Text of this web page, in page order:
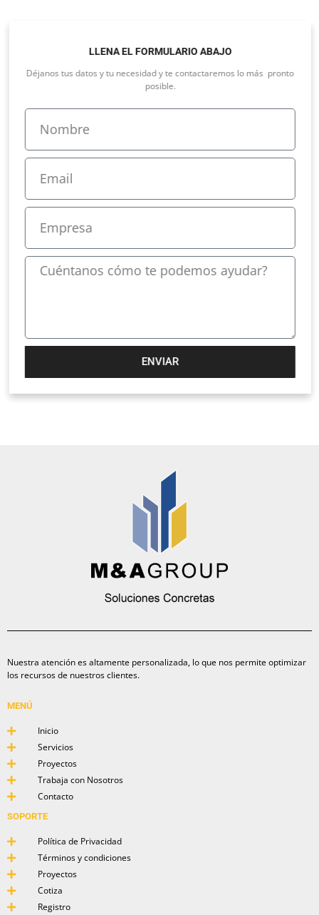
LLENA EL FORMULARIO ABAJO
Déjanos tus datos y tu necesidad y te contactaremos lo más pronto
posible.
ENVIAR
Nuestra atención es altamente personalizada, lo que nos permite optimizar
los recursos de nuestros clientes.
MENÚ
Inicio
Servicios
Proyectos
Trabaja con Nosotros
Contacto
SOPORTE
Política de Privacidad
Términos y condiciones
Proyectos
Cotiza
Registro